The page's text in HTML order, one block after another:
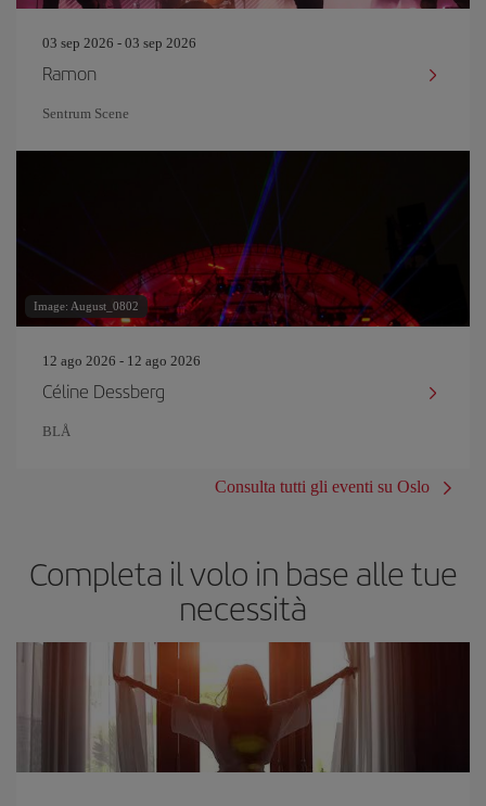
03 sep 2026 - 03 sep 2026
Ramon
Sentrum Scene
Image: August_0802
12 ago 2026 - 12 ago 2026
Céline Dessberg
BLÅ
Consulta tutti gli eventi su Oslo
Completa il volo in base alle tue
necessità